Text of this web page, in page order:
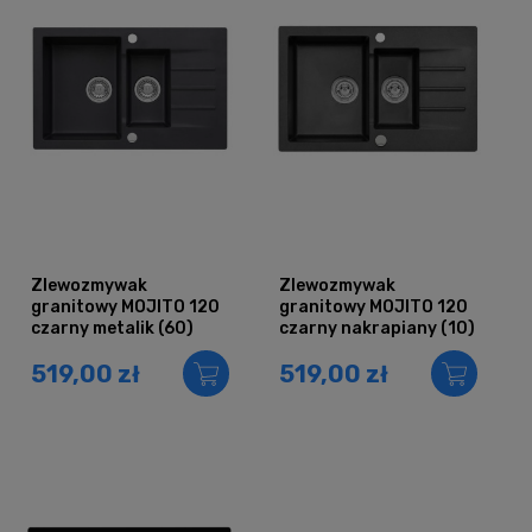
Zlewozmywak
granitowy MOJITO 120
czarny metalik (60)
519,00 zł
Zlewozmywak
granitowy MOJITO 120
czarny nakrapiany (10)
519,00 zł